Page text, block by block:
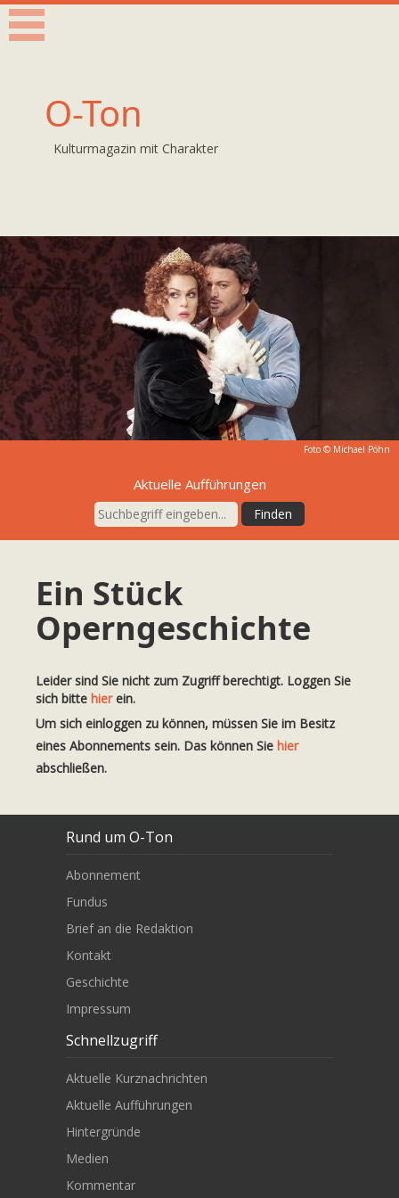
O-Ton
Kulturmagazin mit Charakter
Foto © Michael Pöhn
Aktuelle Aufführungen
Ein Stück
Operngeschichte
Leider sind Sie nicht zum Zugriff berechtigt. Loggen Sie
sich bitte hierein.
Um sich einloggen zu können, müssen Sie im Besitz
eines Abonnements sein. Das können Sie hier
abschließen.
Rund um O-Ton
Abonnement
Fundus
Brief an die Redaktion
Kontakt
Geschichte
Impressum
Schnellzugriff
Aktuelle Kurznachrichten
Aktuelle Aufführungen
Hintergründe
Medien
Kommentar